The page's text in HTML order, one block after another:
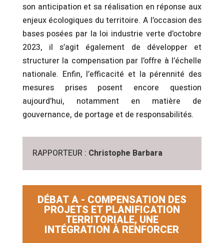
son anticipation et sa réalisation en réponse aux
enjeux écologiques du territoire. A l’occasion des
bases posées par la loi industrie verte d’octobre
2023, il s’agit également de développer et
structurer la compensation par l’offre à l’échelle
nationale. Enfin, l’efficacité et la pérennité des
mesures prises posent encore question
aujourd’hui, notamment en matière de
gouvernance, de portage et de responsabilités.
RAPPORTEUR : Christophe Barbara
DÉBAT A - COMPENSATION DES
PROJETS ET PLANIFICATION
TERRITORIALE, UNE
INTÉGRATION À RENFORCER